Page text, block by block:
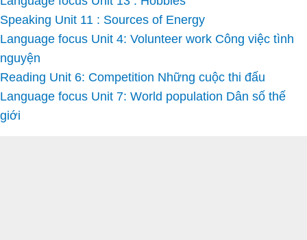
Speaking Unit 11 : Sources of Energy
Language focus Unit 4: Volunteer work Công việc tình
nguyện
Reading Unit 6: Competition Những cuộc thi đấu
Language focus Unit 7: World population Dân số thế
giới